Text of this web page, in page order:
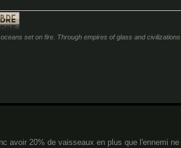
set on fire. Through empires of glass and
avoir 20% de vaisseaux en plus que l'ennemi